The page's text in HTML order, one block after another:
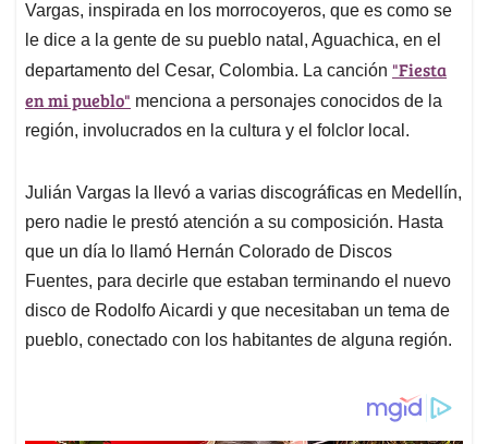
Vargas, inspirada en los morrocoyeros, que es como se
le dice a la gente de su pueblo natal, Aguachica, en el
departamento del Cesar, Colombia. La canción "Fiesta
en mi pueblo" menciona a personajes conocidos de la
región, involucrados en la cultura y el folclor local.
Julián Vargas la llevó a varias discográficas en Medellín,
pero nadie le prestó atención a su composición. Hasta
que un día lo llamó Hernán Colorado de Discos
Fuentes, para decirle que estaban terminando el nuevo
disco de Rodolfo Aicardi y que necesitaban un tema de
pueblo, conectado con los habitantes de alguna región.